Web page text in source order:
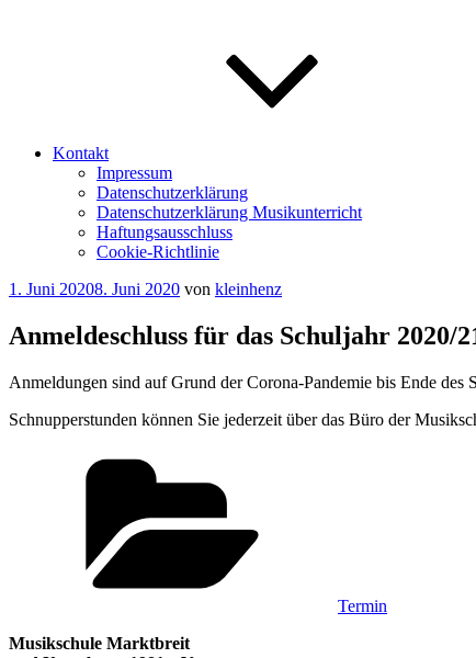
Kontakt
Impressum
Datenschutzerklärung
Datenschutzerklärung Musikunterricht
Haftungsausschluss
Cookie-Richtlinie
Veröffentlicht
1. Juni 20208. Juni 2020 von kleinhenz
Anmeldeschluss für das Schuljahr 2020/
Anmeldungen sind auf Grund der Corona-Pandemie bis Ende des
Schnupperstunden können Sie jederzeit über das Büro der
Termin
Musikschule Marktbreit